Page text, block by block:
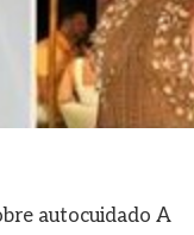
autocuidado A